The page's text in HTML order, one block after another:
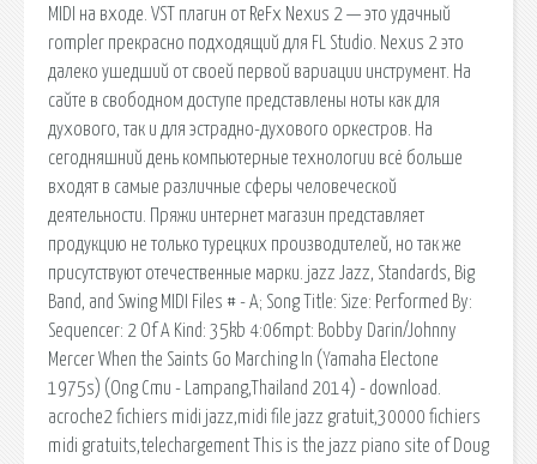
MIDI на входе. VST плагин от ReFx Nexus 2 — это удачный
rompler прекрасно подходящий для FL Studio. Nexus 2 это
далеко ушедший от своей первой вариации инструмент. На
сайте в свободном доступе представлены ноты как для
духового, так и для эстрадно-духового оркестров. На
сегодняшний день компьютерные технологии всё больше
входят в самые различные сферы человеческой
деятельности. Пряжи интернет магазин представляет
продукцию не только турецких производителей, но так же
присутствуют отечественные марки. jazz Jazz, Standards, Big
Band, and Swing MIDI Files # - A; Song Title: Size: Performed By:
Sequencer: 2 Of A Kind: 35kb 4:06mpt: Bobby Darin/Johnny
Mercer When the Saints Go Marching In (Yamaha Electone
1975s) (Ong Cmu - Lampang,Thailand 2014) - download.
acroche2 fichiers midi jazz,midi file jazz gratuit,30000 fichiers
midi gratuits,telechargement This is the jazz piano site of Doug